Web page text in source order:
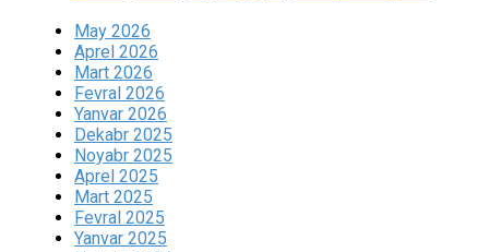
May 2026
Aprel 2026
Mart 2026
Fevral 2026
Yanvar 2026
Dekabr 2025
Noyabr 2025
Aprel 2025
Mart 2025
Fevral 2025
Yanvar 2025